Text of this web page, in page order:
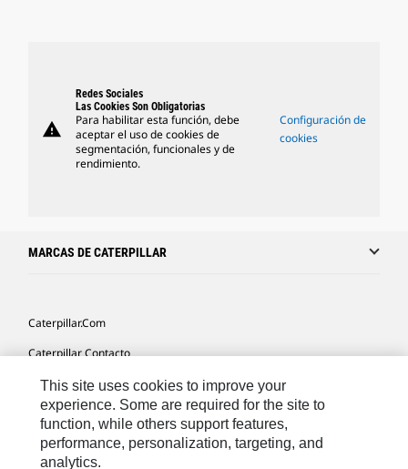
warning
Redes Sociales
Las Cookies Son Obligatorias
Para habilitar esta función, debe
aceptar el uso de cookies de
segmentación, funcionales y de
rendimiento.
Configuración de
cookies
MARCAS DE CATERPILLAR
Caterpillar.com
Caterpillar Contacto
Mis Preferencias De Marketing
Site Map
Cookie Settings
This site uses cookies to improve your
experience. Some are required for the site to
function, while others support features,
performance, personalization, targeting, and
analytics.